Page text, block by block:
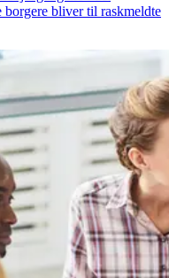
borgere bliver til raskmeldte